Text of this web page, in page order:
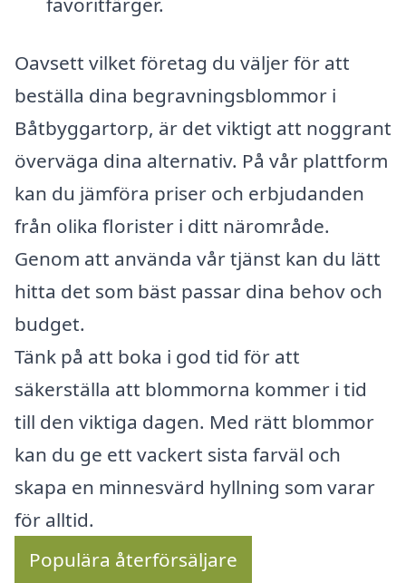
Oavsett vilket företag du väljer för att
beställa dina begravningsblommor i
Båtbyggartorp, är det viktigt att noggrant
överväga dina alternativ. På vår plattform
kan du jämföra priser och erbjudanden
från olika florister i ditt närområde.
Genom att använda vår tjänst kan du lätt
hitta det som bäst passar dina behov och
budget.
Tänk på att boka i god tid för att
säkerställa att blommorna kommer i tid
till den viktiga dagen. Med rätt blommor
kan du ge ett vackert sista farväl och
skapa en minnesvärd hyllning som varar
för alltid.
Populära återförsäljare